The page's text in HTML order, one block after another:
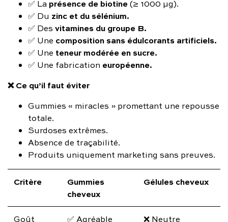
✅ Laprésence de biotine(≥ 1000 µg).
✅ Du zinc et du sélénium.
✅ Des vitamines du groupe B.
✅ Une composition sans édulcorants artificiels.
✅ Une teneur modérée en sucre.
✅ Une fabrication européenne.
❌ Ce qu’il faut éviter
Gummies « miracles » promettant une repousse
totale.
Surdoses extrêmes.
Absence de traçabilité.
Produits uniquement marketing sans preuves.
Critère
Gummies
cheveux
Gélules cheveux
Goût ✅ Agréable ❌ Neutre